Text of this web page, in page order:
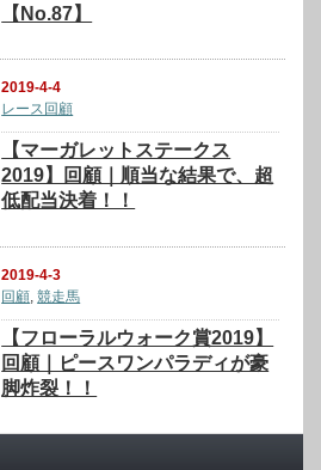
【No.87】
2019-4-4
レース回顧
【マーガレットステークス
2019】回顧｜順当な結果で、超
低配当決着！！
2019-4-3
回顧 ,競走馬
【フローラルウォーク賞2019】
回顧｜ピースワンパラディが豪
脚炸裂！！